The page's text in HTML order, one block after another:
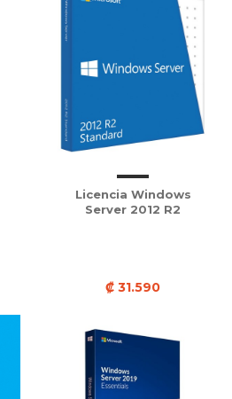
Licencia Windows
Server 2012 R2
₡ 31.590